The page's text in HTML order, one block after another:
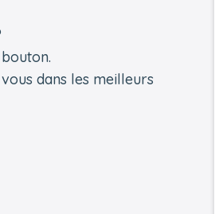
dans les meilleurs